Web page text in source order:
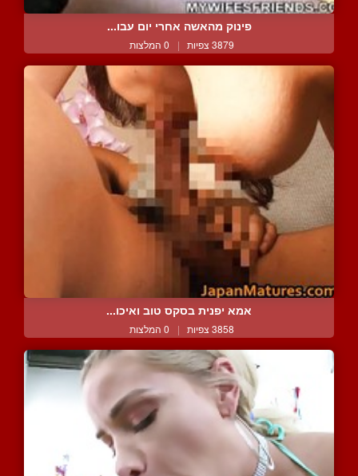
פינוק מהאשה אחרי יום עבו...
3879 צפיות | 0 המלצות
אמא יפנית בסקס טוב ואיכו...
3858 צפיות | 0 המלצות